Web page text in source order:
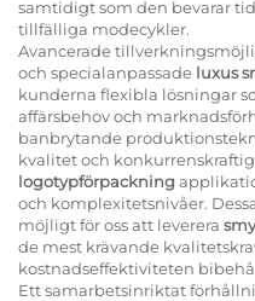
samtidigt som den bevarar
tillfälliga modecykler.
Avancerade
och specialanpassade luxus
kunderna flexibla lösningar
affärsbehov och
banbrytande
kvalitet och
logotypförpackning
och komplexitetsnivåer.
möjligt för oss att leverera
de mest krävande
kostnadseffektiviteten
Ett samarbetsinriktat